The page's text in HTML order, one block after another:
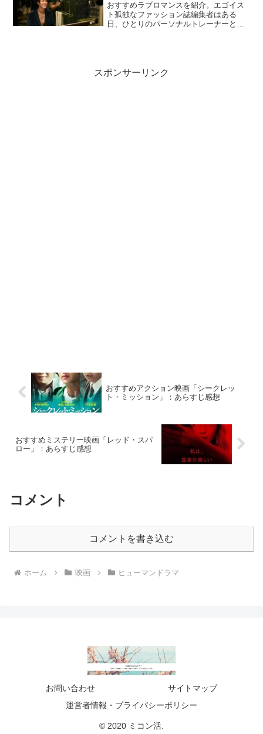
おすすめラブロマンスを紹介。エゴイス
ト孤独なファッション誌編集者はある
日、ひとりのパーソナルトレーナーと出
スポンサーリンク
おすすめアクション映画「シークレッ
ト・ミッション」：あらすじ感想
おすすめミステリー映画「レッド・スパ
ロー」：あらすじ感想
コメント
コメントを書き込む
ホーム 映画 ヒューマンドラマ
お問い合わせ
サイトマップ
運営者情報・プライバシーポリシー
© 2020 ミコン活.